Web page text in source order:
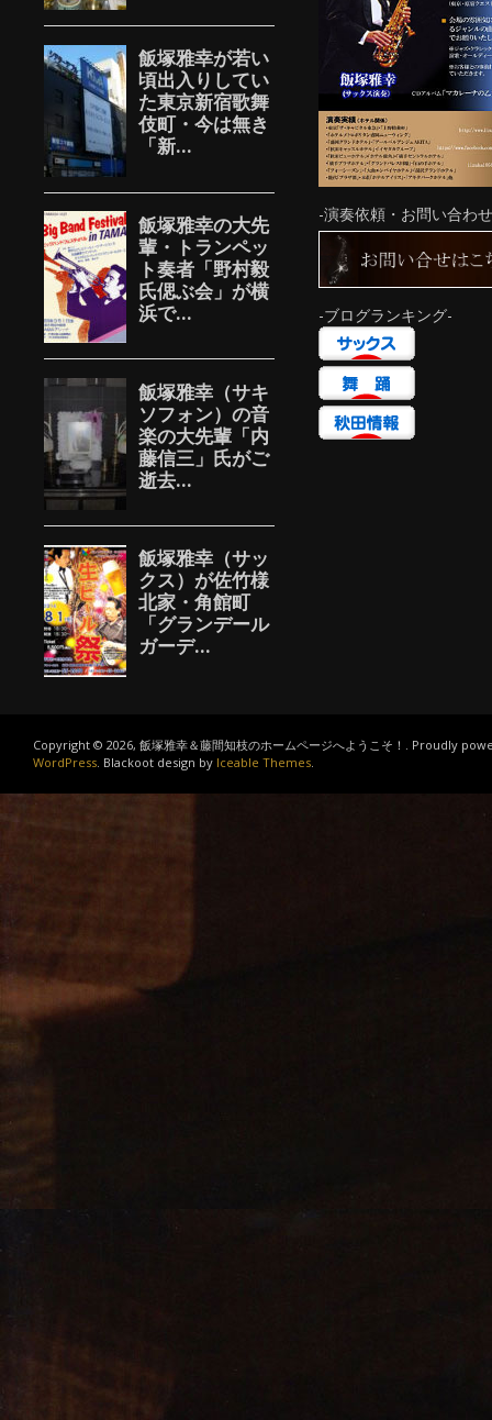
-演奏依頼・お問い合わ
-ブログランキング-
Copyright © 2026, 飯塚雅幸＆藤間知枝のホームページへようこそ！. Proudly
WordPress. Blackoot design by Iceable Themes.